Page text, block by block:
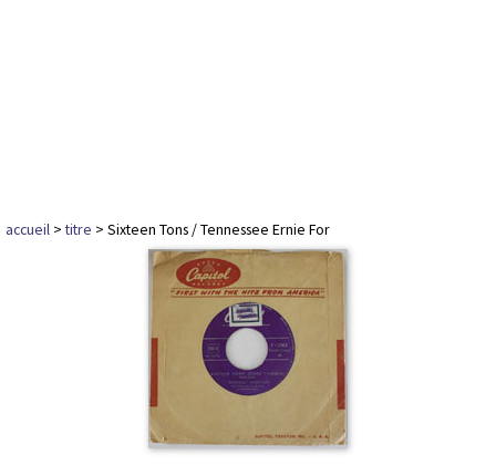
accueil >titre > Sixteen Tons / Tennessee Ernie For